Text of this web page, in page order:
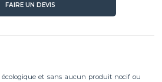
et sans aucun produit nocif ou
FAIRE UN DEVIS